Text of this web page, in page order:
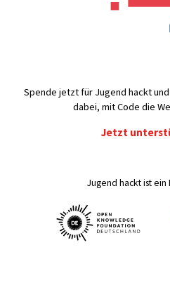
Spende jetzt für Jugend hackt
dabei, mit Code die
Jetzt
Jugend hackt ist ein